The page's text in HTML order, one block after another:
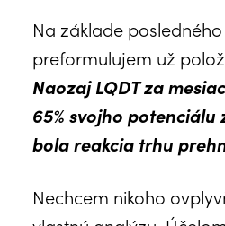
Na základe
preformulujem už
Naozaj LQDT za
65% svojho
bola reakcia trhu
Nechcem nikoho